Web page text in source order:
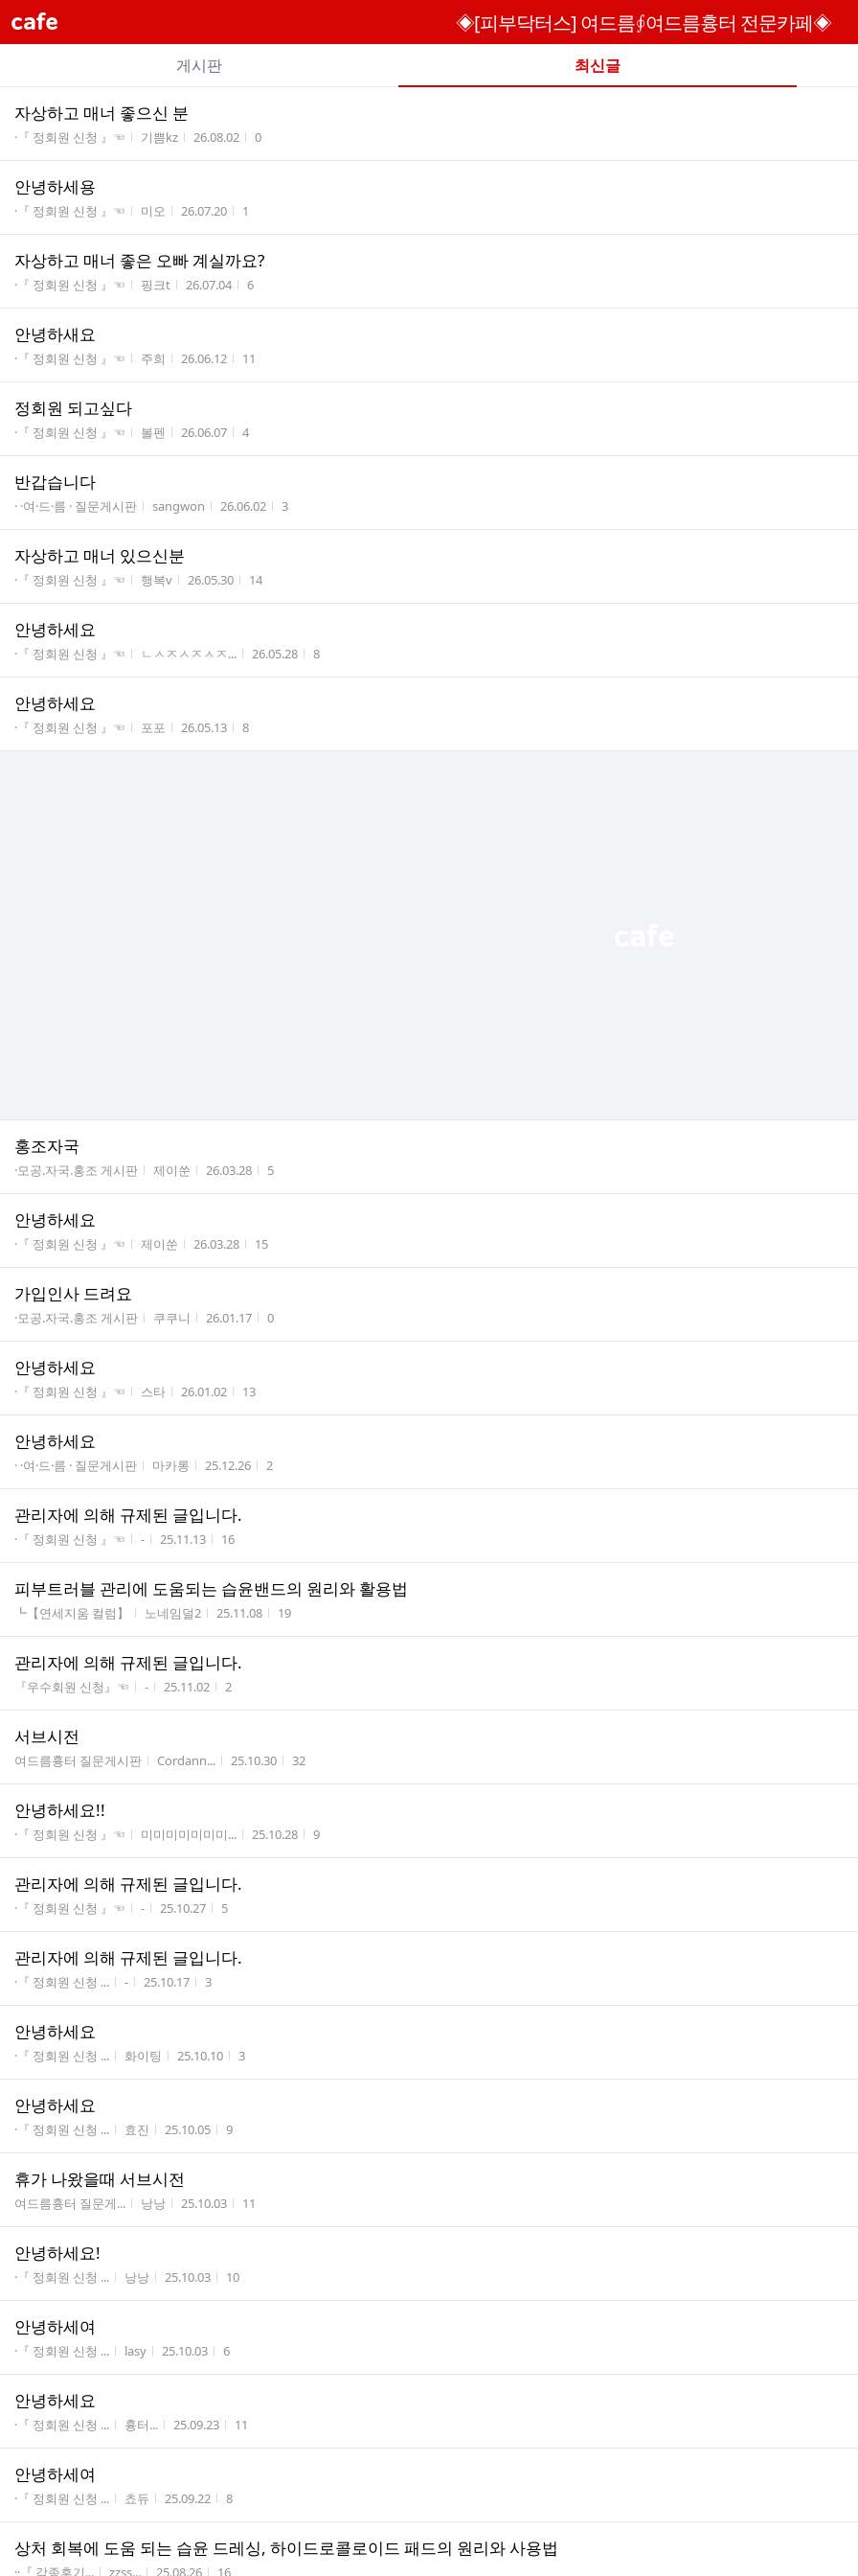
cafe ◈[피부닥터스] 여드름∮여드름흉터 전문카페◈
카
페
메
뉴
게시판 최신글
체
글
리
자상하고 매너 좋으신 분
게시판명
·『 정회원 신청 』☜ 작성자
기쁨kz 작성시간
26.08.02 조회수
0
안녕하세용
게시판명
·『 정회원 신청 』☜ 작성자
미오 작성시간
26.07.20 조회수
1
자상하고 매너 좋은 오빠 계실까요?
게시판명
·『 정회원 신청 』☜ 작성자
핑크t 작성시간
26.07.04 조회수
6
안녕하새요
게시판명
·『 정회원 신청 』☜ 작성자
주희 작성시간
26.06.12 조회수
11
정회원 되고싶다
게시판명
·『 정회원 신청 』☜ 작성자
볼펜 작성시간
26.06.07 조회수
4
반갑습니다
게시판명
· ·여·드·름 · 질문게시판 작성자
sangwon 작성시간
26.06.02 조회수
3
자상하고 매너 있으신분
게시판명
·『 정회원 신청 』☜ 작성자
행복v 작성시간
26.05.30 조회수
14
안녕하세요
게시판명
·『 정회원 신청 』☜ 작성자
ㄴㅅㅈㅅㅈㅅㅈ... 작성시간
26.05.28 조회수
8
안녕하세요
게시판명
·『 정회원 신청 』☜ 작성자
포포 작성시간
26.05.13 조회수
8
홍조자국
게시판명
·모공.자국.홍조 게시판 작성자
제이쑨 작성시간
26.03.28 조회수
5
안녕하세요
게시판명
·『 정회원 신청 』☜ 작성자
제이쑨 작성시간
26.03.28 조회수
15
가입인사 드려요
게시판명
·모공.자국.홍조 게시판 작성자
쿠쿠니 작성시간
26.01.17 조회수
0
안녕하세요
게시판명
·『 정회원 신청 』☜ 작성자
스타 작성시간
26.01.02 조회수
13
안녕하세요
게시판명
· ·여·드·름 · 질문게시판 작성자
마카롱 작성시간
25.12.26 조회수
2
관리자에 의해 규제된 글입니다.
게시판명
·『 정회원 신청 』☜ 작성자
- 작성시간
25.11.13 조회수
16
피부트러블 관리에 도움되는 습윤밴드의 원리와 활용법
게시판명
┗【연세지움 컬럼】 작성자
노네임덜2 작성시간
25.11.08 조회수
19
관리자에 의해 규제된 글입니다.
게시판명
『우수회원 신청』☜ 작성자
- 작성시간
25.11.02 조회수
2
서브시전
게시판명
여드름흉터 질문게시판 작성자
Cordann... 작성시간
25.10.30 조회수
32
안녕하세요!!
게시판명
·『 정회원 신청 』☜ 작성자
미미미미미미미... 작성시간
25.10.28 조회수
9
관리자에 의해 규제된 글입니다.
게시판명
·『 정회원 신청 』☜ 작성자
- 작성시간
25.10.27 조회수
5
관리자에 의해 규제된 글입니다.
게시판명
·『 정회원 신청 ... 작성자
- 작성시간
25.10.17 조회수
3
안녕하세요
게시판명
·『 정회원 신청 ... 작성자
화이팅 작성시간
25.10.10 조회수
3
안녕하세요
게시판명
·『 정회원 신청 ... 작성자
효진 작성시간
25.10.05 조회수
9
휴가 나왔을때 서브시전
게시판명
여드름흉터 질문게... 작성자
낭낭 작성시간
25.10.03 조회수
11
안녕하세요!
게시판명
·『 정회원 신청 ... 작성자
낭낭 작성시간
25.10.03 조회수
10
안녕하세여
게시판명
·『 정회원 신청 ... 작성자
lasy 작성시간
25.10.03 조회수
6
안녕하세요
게시판명
·『 정회원 신청 ... 작성자
흉터... 작성시간
25.09.23 조회수
11
안녕하세여
게시판명
·『 정회원 신청 ... 작성자
쵸듀 작성시간
25.09.22 조회수
8
상처 회복에 도움 되는 습윤 드레싱, 하이드로콜로이드 패드의 원리와 사용법
게시판명
··『 각종후기... 작성자
zzss... 작성시간
25.08.26 조회수
16